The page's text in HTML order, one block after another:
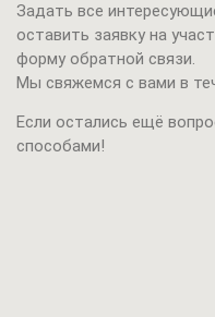
Задать все
оставить заявку на
форму обратной связи.
Мы свяжемся с вами в
Если остались ещё
способами!